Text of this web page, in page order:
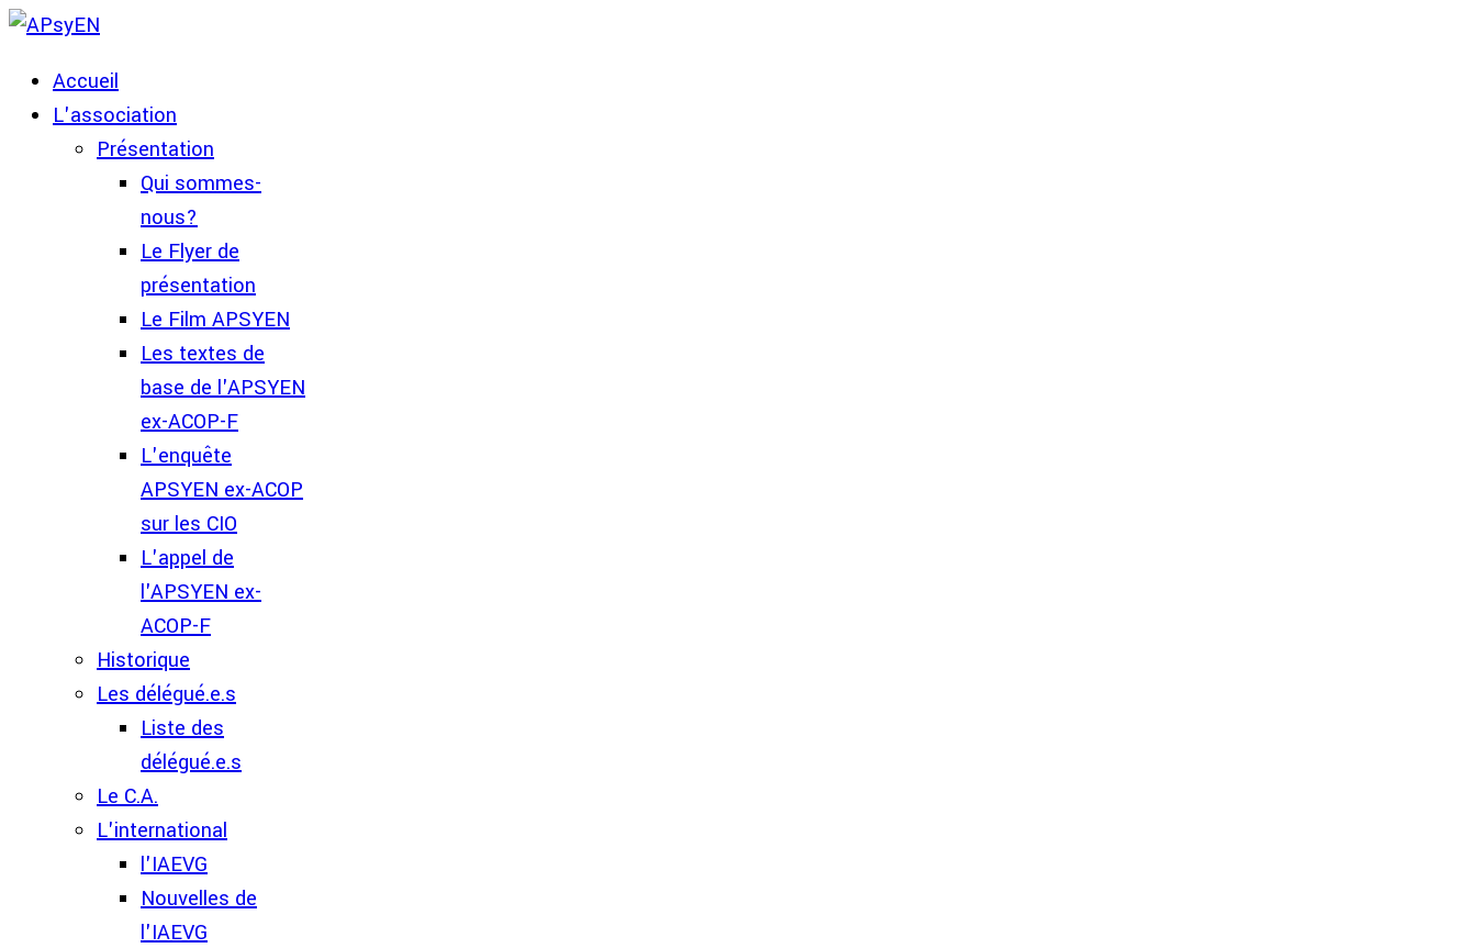
Accueil
L'association
Présentation
Qui sommes-
nous?
Le Flyer de
présentation
Le Film APSYEN
Les textes de
base de l'APSYEN
ex-ACOP-F
L'enquête
APSYEN ex-ACOP
sur les CIO
L'appel de
l'APSYEN ex-
ACOP-F
Historique
Les délégué.e.s
Liste des
délégué.e.s
Le C.A.
L'international
l'IAEVG
Nouvelles de
l'IAEVG